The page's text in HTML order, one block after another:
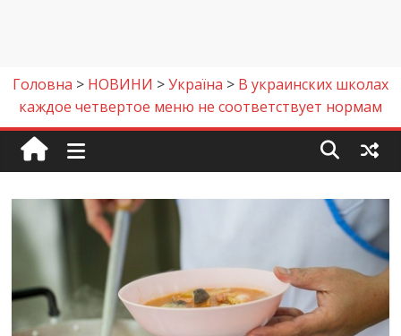
Головна > НОВИНИ >Україна > В украинских школах
каждое четвертое меню не соответствует нормам